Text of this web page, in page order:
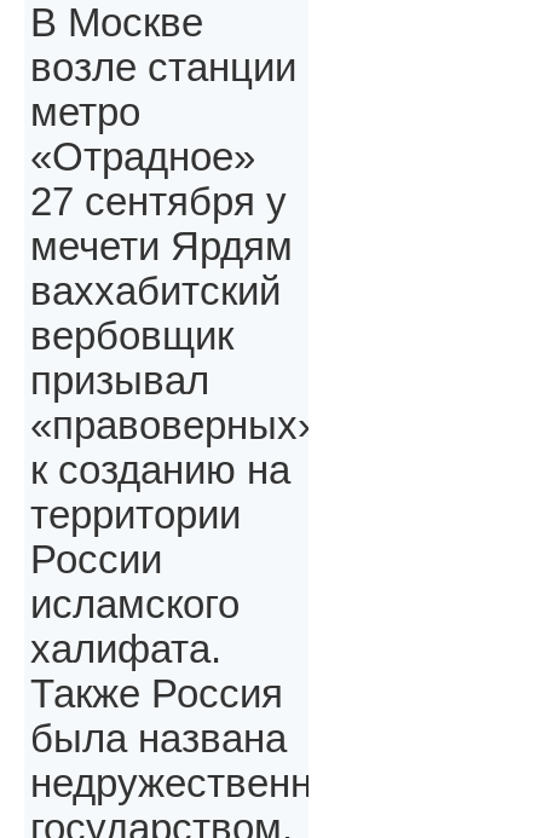
В Москве
возле станции
метро
«Отрадное»
27 сентября у
мечети Ярдям
ваххабитский
вербовщик
призывал
«правоверных»,
к созданию на
территории
России
исламского
халифата.
Также Россия
была названа
недружественным
государством.